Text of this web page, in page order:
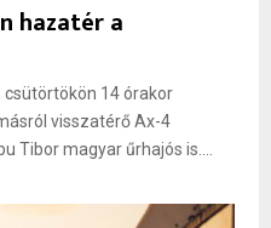
hazatér a
csütörtökön 14 órakor
visszatérő Ax-4
Tibor magyar űrhajós is....